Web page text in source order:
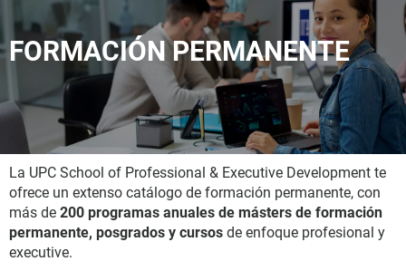
FORMACIÓN PERMANENTE
La UPC School of Professional & Executive Development te
ofrece un extenso catálogo de formación permanente, con
más de 200 programas anuales de másters de formación
permanente, posgrados y cursos de enfoque profesional y
executive.